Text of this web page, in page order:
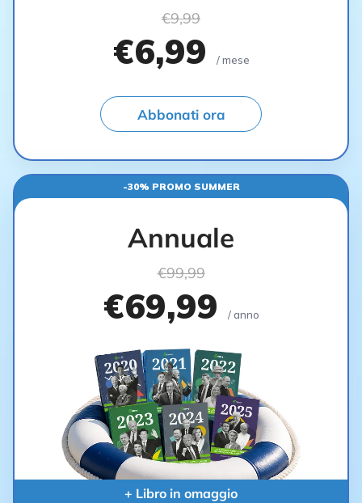
€9,99
€6,99 / mese
Abbonati ora
-30% PROMO SUMMER
Annuale
€99,99
€69,99 / anno
+ Libro in omaggio